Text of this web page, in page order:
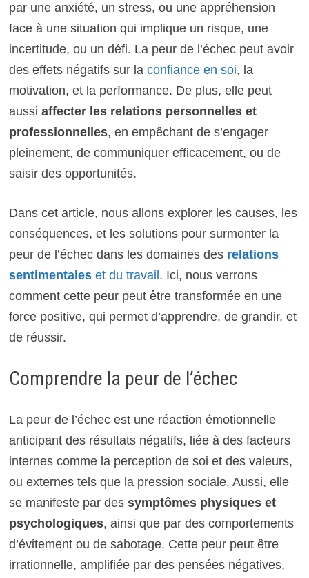
par une anxiété, un stress, ou une appréhension
face à une situation qui implique un risque, une
incertitude, ou un défi. La peur de l’échec peut avoir
des effets négatifs sur la confiance en soi, la
motivation, et la performance. De plus, elle peut
aussi affecter les relations personnelles et
professionnelles, en empêchant de s’engager
pleinement, de communiquer efficacement, ou de
saisir des opportunités.
Dans cet article, nous allons explorer les causes, les
conséquences, et les solutions pour surmonter la
peur de l’échec dans les domaines des relations
sentimentaleset du travail . Ici, nous verrons
comment cette peur peut être transformée en une
force positive, qui permet d’apprendre, de grandir, et
de réussir.
Comprendre la peur de l’échec
La peur de l’échec est une réaction émotionnelle
anticipant des résultats négatifs, liée à des facteurs
internes comme la perception de soi et des valeurs,
ou externes tels que la pression sociale. Aussi, elle
se manifeste par des symptômes physiques et
psychologiques, ainsi que par des comportements
d’évitement ou de sabotage. Cette peur peut être
irrationnelle, amplifiée par des pensées négatives,